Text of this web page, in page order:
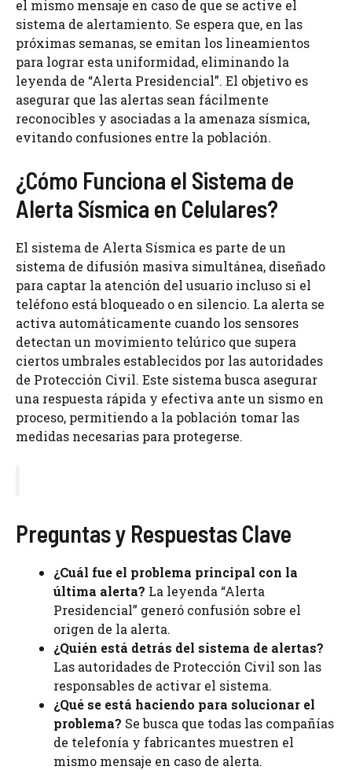
el mismo mensaje en caso de que se active el
sistema de alertamiento. Se espera que, en las
próximas semanas, se emitan los lineamientos
para lograr esta uniformidad, eliminando la
leyenda de “Alerta Presidencial”. El objetivo es
asegurar que las alertas sean fácilmente
reconocibles y asociadas a la amenaza sísmica,
evitando confusiones entre la población.
¿Cómo Funciona el Sistema de
Alerta Sísmica en Celulares?
El sistema de Alerta Sísmica es parte de un
sistema de difusión masiva simultánea, diseñado
para captar la atención del usuario incluso si el
teléfono está bloqueado o en silencio. La alerta se
activa automáticamente cuando los sensores
detectan un movimiento telúrico que supera
ciertos umbrales establecidos por las autoridades
de Protección Civil. Este sistema busca asegurar
una respuesta rápida y efectiva ante un sismo en
proceso, permitiendo a la población tomar las
medidas necesarias para protegerse.
Preguntas y Respuestas Clave
¿Cuál fue el problema principal con la
última alerta? La leyenda “Alerta
Presidencial” generó confusión sobre el
origen de la alerta.
¿Quién está detrás del sistema de alertas?
Las autoridades de Protección Civil son las
responsables de activar el sistema.
¿Qué se está haciendo para solucionar el
problema? Se busca que todas las compañías
de telefonía y fabricantes muestren el
mismo mensaje en caso de alerta.